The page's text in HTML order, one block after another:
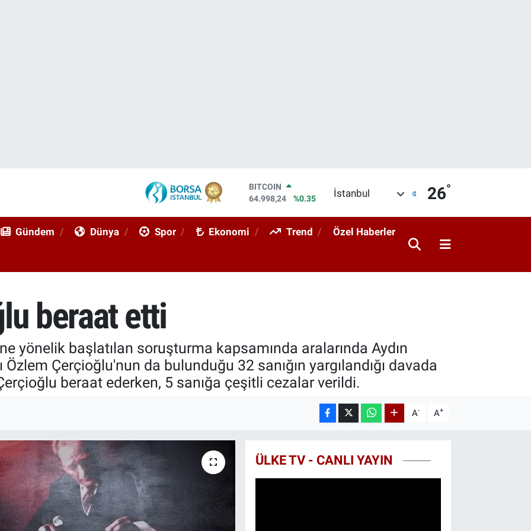
DOLAR
47,7436
%0.18
STERLİN
İstanbul 26°
Gündem Dünya Spor Ekonomi Trend Özel Haberler
beraat etti
yönelik başlatılan soruşturma kapsamında aralarında Aydın
Çerçioğlu'nun da bulunduğu 32 sanığın yargılandığı davada
beraat ederken, 5 sanığa çeşitli cezalar verildi.
A- A+
ÜLKE TV - CANLI YAYIN